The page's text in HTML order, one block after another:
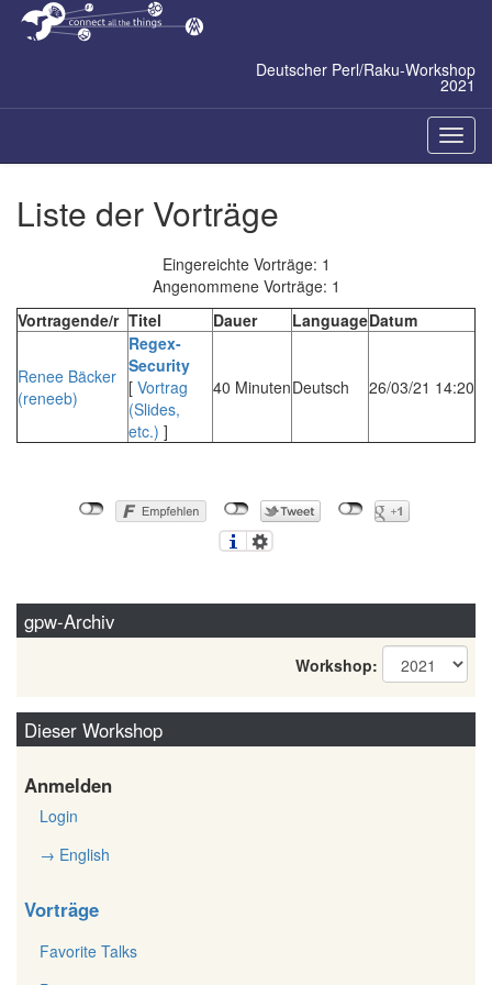
Zum
Inhalt
Deutscher Perl/Raku-Workshop
2021
ein-/
Liste der Vorträge
Eingereichte Vorträge: 1
Angenommene Vorträge: 1
Vortragende/r Titel Dauer LanguageDatum
Renee Bäcker
(‎reneeb‎)
‎Regex-
Security‎
[ Vortrag
(Slides,
etc.) ]
40 MinutenDeutsch 26/03/21 14:20
gpw-Archiv
Workshop:
Dieser Workshop
Anmelden
Login
→ English
Vorträge
Favorite Talks